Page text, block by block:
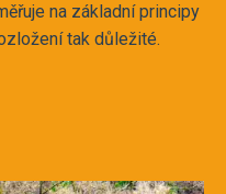
na základní principy
tak důležité.